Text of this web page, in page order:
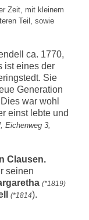
Zeit, mit kleinem
Teil, sowie
ca. 1770,
ist eines der
Sie
Generation
war wohl
einst lebte und
Eichenweg 3,
Clausen.
seinen
(*1819)
(*1814).